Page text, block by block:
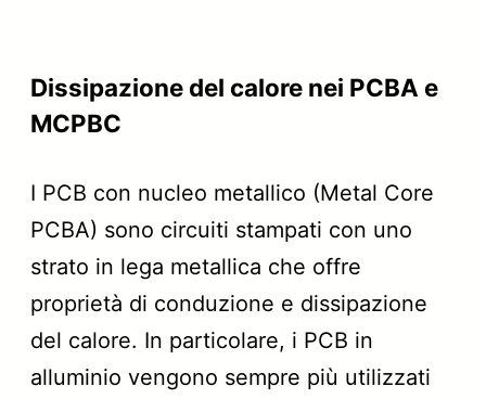
Dissipazione del calore nei PCBA e
MCPBC
I PCB con nucleo metallico (Metal Core
PCBA) sono circuiti stampati con uno
strato in lega metallica che offre
proprietà di conduzione e dissipazione
del calore. In particolare, i PCB in
alluminio vengono sempre più utilizzati